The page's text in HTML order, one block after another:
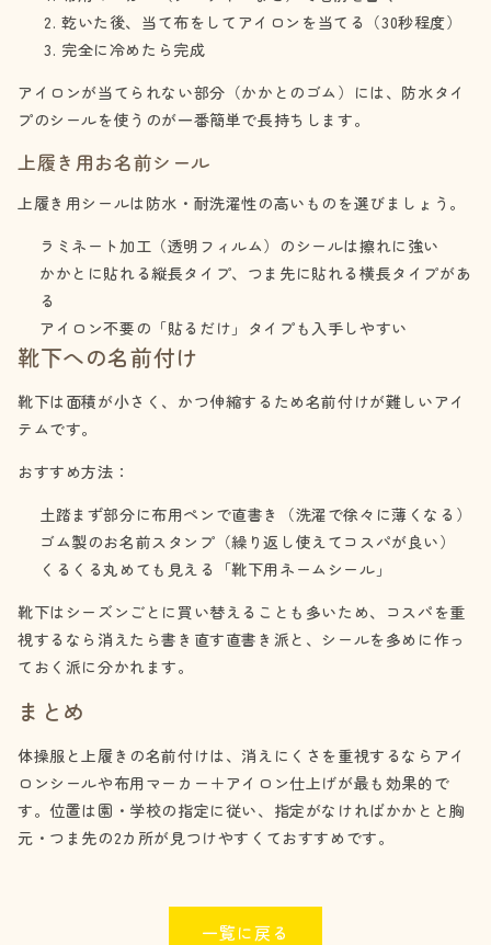
乾いた後、当て布をしてアイロンを当てる（30秒程度）
完全に冷めたら完成
アイロンが当てられない部分（かかとのゴム）には、防水タイ
プのシールを使うのが一番簡単で長持ちします。
上履き用お名前シール
上履き用シールは防水・耐洗濯性の高いものを選びましょう。
ラミネート加工（透明フィルム）のシールは擦れに強い
かかとに貼れる縦長タイプ、つま先に貼れる横長タイプがあ
る
アイロン不要の「貼るだけ」タイプも入手しやすい
靴下への名前付け
靴下は面積が小さく、かつ伸縮するため名前付けが難しいアイ
テムです。
おすすめ方法：
土踏まず部分に布用ペンで直書き（洗濯で徐々に薄くなる）
ゴム製のお名前スタンプ（繰り返し使えてコスパが良い）
くるくる丸めても見える「靴下用ネームシール」
靴下はシーズンごとに買い替えることも多いため、コスパを重
視するなら消えたら書き直す直書き派と、シールを多めに作っ
ておく派に分かれます。
まとめ
体操服と上履きの名前付けは、消えにくさを重視するならアイ
ロンシールや布用マーカー＋アイロン仕上げが最も効果的で
す。位置は園・学校の指定に従い、指定がなければかかとと胸
元・つま先の2カ所が見つけやすくておすすめです。
一覧に戻る